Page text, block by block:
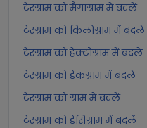
टेरग्राम को मैगाग्राम में बदलें
टेरग्राम को किलोग्राम में बदलें
टेरग्राम को हेक्टोग्राम में बदलें
टेरग्राम को डेकग्राम में बदलें
टेरग्राम को ग्राम में बदलें
टेरग्राम को डेसिग्राम में बदलें